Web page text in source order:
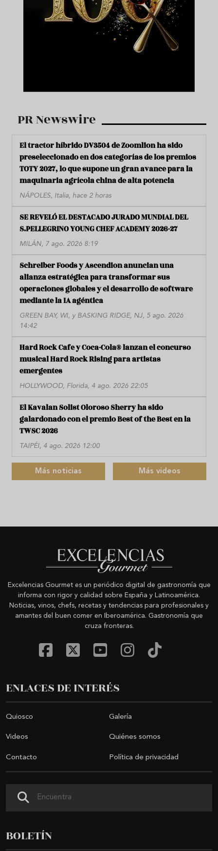
PR Newswire
El tractor híbrido DV3504 de Zoomlion ha sido
preseleccionado en dos categorías de los premios
TOTY 2027, lo que supone un gran avance para la
maquinaria agrícola china de alta potencia
NÁPOLES, Italia, hace 2 horas
SE REVELÓ EL DESTACADO JURADO MUNDIAL DEL
S.PELLEGRINO YOUNG CHEF ACADEMY 2026-27
MILÁN, 7 ago. 2026 8:19
Schreiber Foods y Ascendion anuncian una
alianza estratégica para transformar sus
operaciones globales y el desarrollo de software
mediante la IA agéntica
GREEN BAY, WI, y BASKING RIDGE, NJ, 5 ago. 2026
14:42
Hard Rock Cafe y Coca-Cola® lanzan el concurso
musical Hard Rock Rising para artistas
emergentes
HOLLYWOOD, Florida, 4 ago. 2026 22:05
El Kavalan Solist Oloroso Sherry ha sido
galardonado con el premio Best of the Best en la
TWSC 2026
TAIPÉI, 4 ago. 2026 12:00
Más noticias Más videos
Excelencias Gourmet es un periódico digital de gastronomía que
informa con rigor y calidad sobre España y Latinoamérica.
Noticias, vinos, chefs, recetas y tendencias para profesionales y
amantes del buen comer en Iberoamérica. Gastronomía que
cruza fronteras.
ENLACES DE INTERÉS
Quiosco Galería
Videos Quiénes somos
Contacto Política de privacidad
BOLETÍN